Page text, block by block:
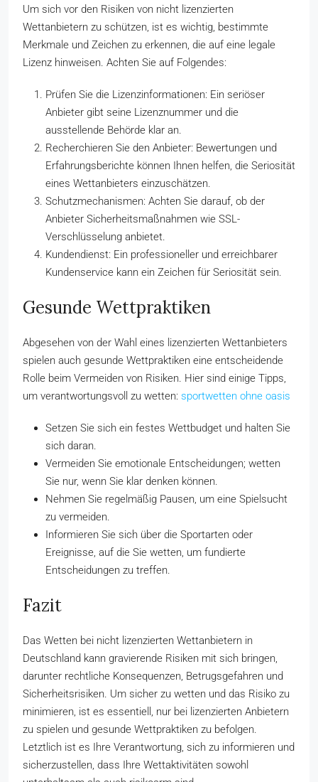
Um sich vor den Risiken von nicht lizenzierten
Wettanbietern zu schützen, ist es wichtig, bestimmte
Merkmale und Zeichen zu erkennen, die auf eine legale
Lizenz hinweisen. Achten Sie auf Folgendes:
Prüfen Sie die Lizenzinformationen: Ein seriöser
Anbieter gibt seine Lizenznummer und die
ausstellende Behörde klar an.
Recherchieren Sie den Anbieter: Bewertungen und
Erfahrungsberichte können Ihnen helfen, die Seriosität
eines Wettanbieters einzuschätzen.
Schutzmechanismen: Achten Sie darauf, ob der
Anbieter Sicherheitsmaßnahmen wie SSL-
Verschlüsselung anbietet.
Kundendienst: Ein professioneller und erreichbarer
Kundenservice kann ein Zeichen für Seriosität sein.
Gesunde Wettpraktiken
Abgesehen von der Wahl eines lizenzierten Wettanbieters
spielen auch gesunde Wettpraktiken eine entscheidende
Rolle beim Vermeiden von Risiken. Hier sind einige Tipps,
um verantwortungsvoll zu wetten: sportwetten ohne oasis
Setzen Sie sich ein festes Wettbudget und halten Sie
sich daran.
Vermeiden Sie emotionale Entscheidungen; wetten
Sie nur, wenn Sie klar denken können.
Nehmen Sie regelmäßig Pausen, um eine Spielsucht
zu vermeiden.
Informieren Sie sich über die Sportarten oder
Ereignisse, auf die Sie wetten, um fundierte
Entscheidungen zu treffen.
Fazit
Das Wetten bei nicht lizenzierten Wettanbietern in
Deutschland kann gravierende Risiken mit sich bringen,
darunter rechtliche Konsequenzen, Betrugsgefahren und
Sicherheitsrisiken. Um sicher zu wetten und das Risiko zu
minimieren, ist es essentiell, nur bei lizenzierten Anbietern
zu spielen und gesunde Wettpraktiken zu befolgen.
Letztlich ist es Ihre Verantwortung, sich zu informieren und
sicherzustellen, dass Ihre Wettaktivitäten sowohl